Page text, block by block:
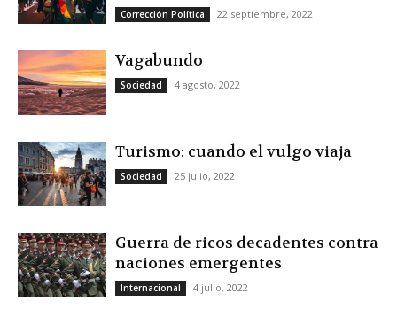
Corrección Política 22 septiembre, 2022
Vagabundo
Sociedad 4 agosto, 2022
Turismo: cuando el vulgo viaja
Sociedad 25 julio, 2022
Guerra de ricos decadentes contra
naciones emergentes
Internacional 4 julio, 2022